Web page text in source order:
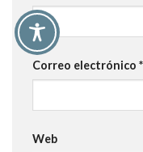
Correo electrónico *
Web